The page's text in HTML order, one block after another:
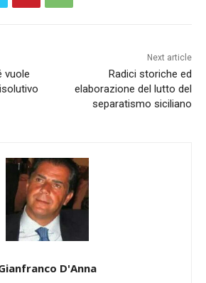
vuole
Next article
Radici storiche ed
elaborazione del lutto del
separatismo siciliano
D'Anna